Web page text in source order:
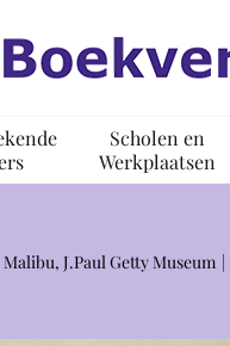
Scholen en
Werkplaatsen
Malibu, J.Paul Getty Museum